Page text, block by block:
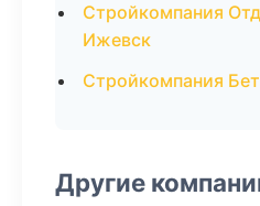
Стройкомпания
Ижевск
Стройкомпания
Другие